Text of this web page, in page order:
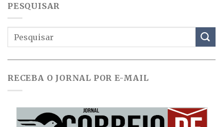
PESQUISAR
RECEBA O JORNAL POR E-MAIL